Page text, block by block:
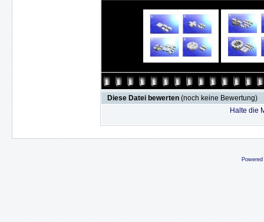
Diese Datei bewerten (noch keine Bewertung)
Halte die